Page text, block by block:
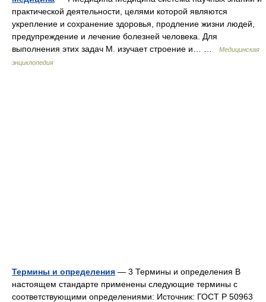
практической деятельности, целями которой являются
укрепление и сохранение здоровья, продление жизни людей,
предупреждение и лечение болезней человека. Для
выполнения этих задач М. изучает строение и… …
Медицинская
энциклопедия
Термины и определения — 3 Термины и определения В
настоящем стандарте применены следующие термины с
соответствующими определениями: Источник: ГОСТ Р 50963